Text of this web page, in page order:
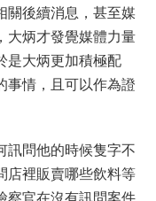
關後續消息，甚至媒
大炳才發覺媒體力量
是大炳更加積極配
事情，且可以作為證
訊問他的時候隻字不
店裡販賣哪些飲料等